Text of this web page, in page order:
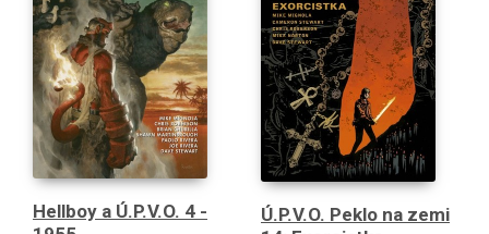
Hellboy a Ú.P.V.O. 4 -
Ú.P.V.O. Peklo na zemi